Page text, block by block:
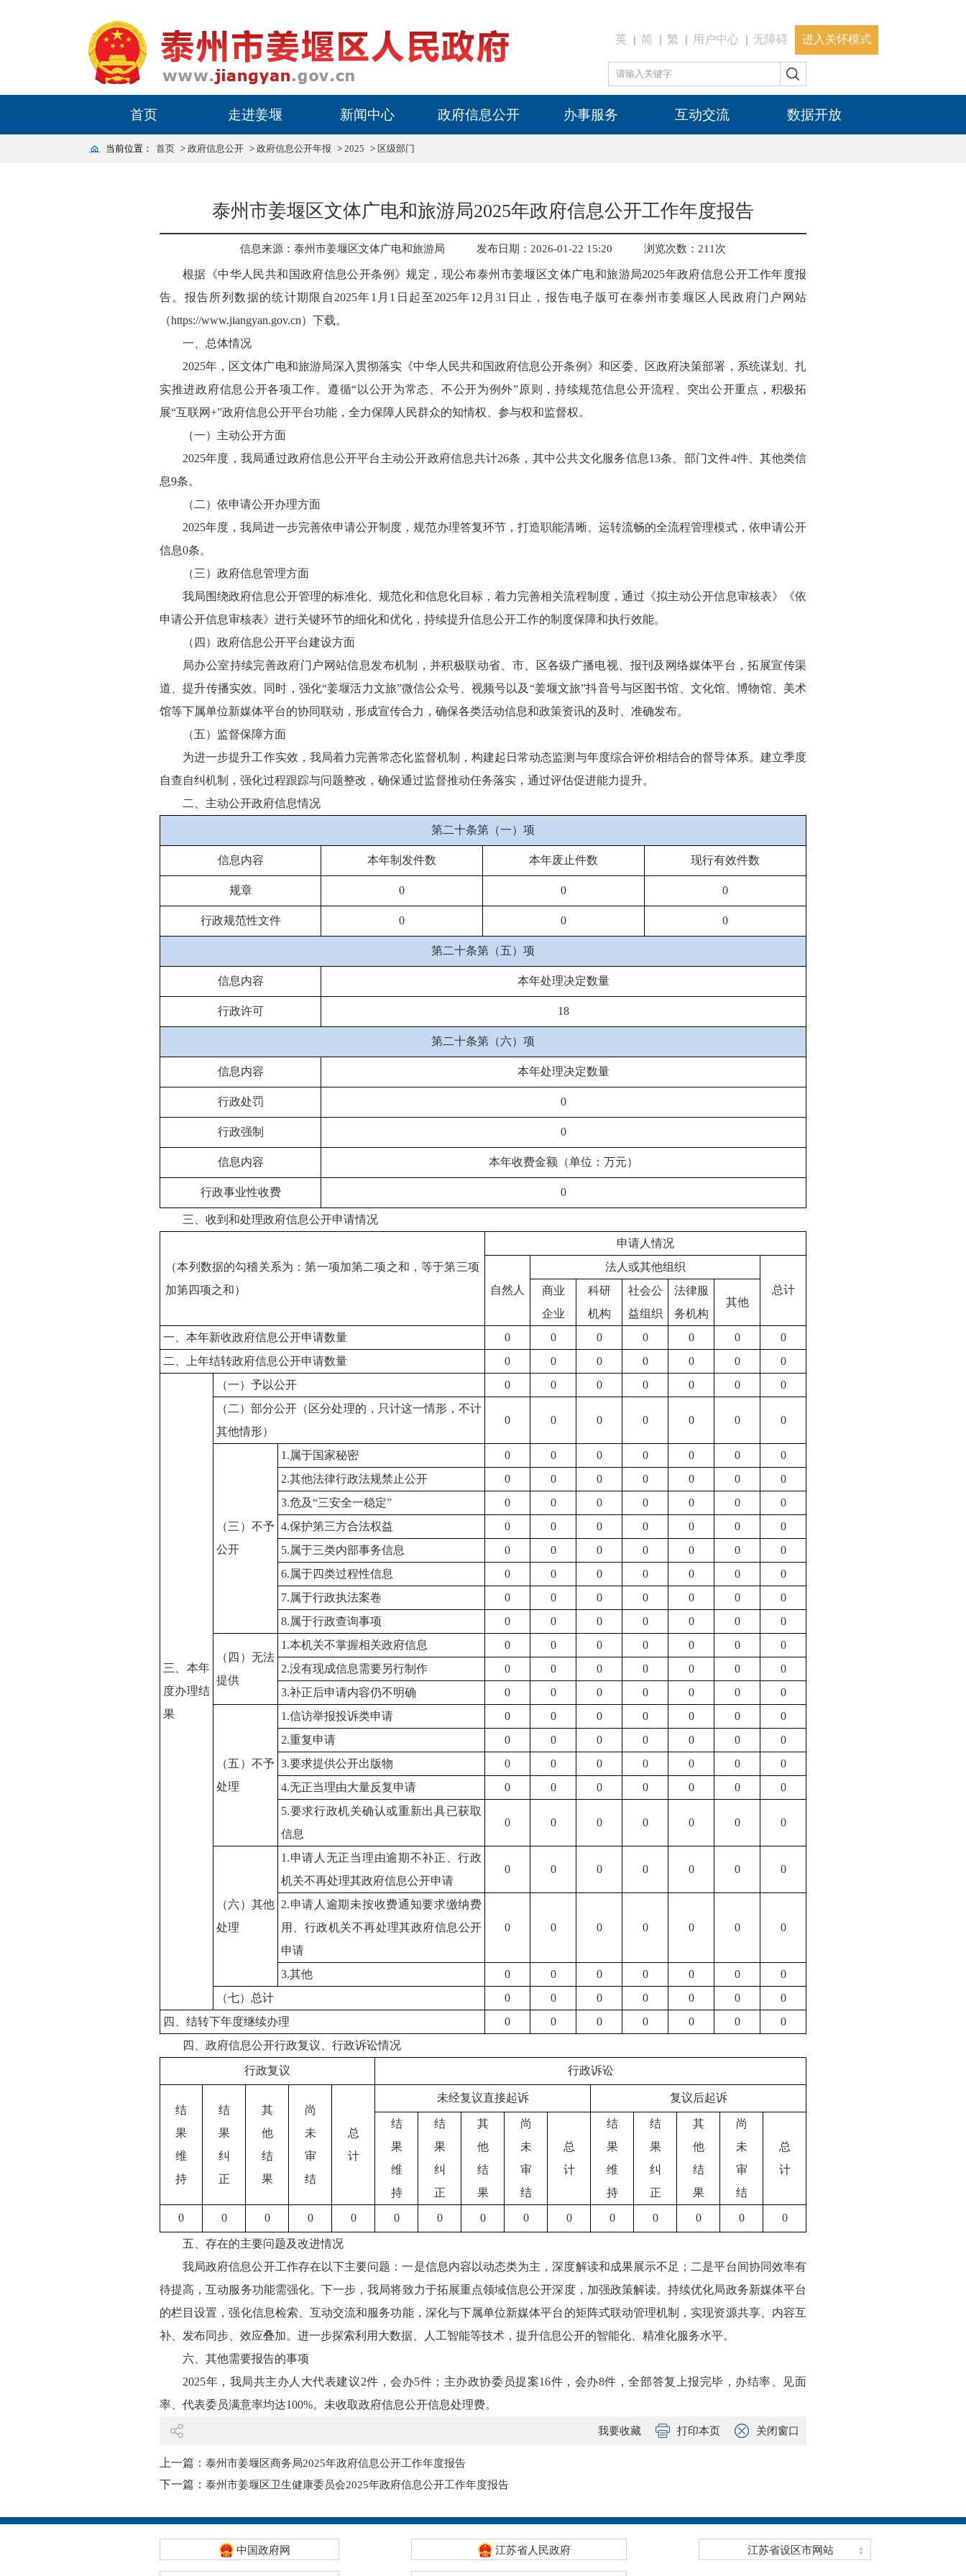
英 简 繁 用户中心 无障碍 进入关怀模式
首页 走进姜堰 新闻中心 政府信息公开 办事服务 互动交流 数据开放
当前位置： 首页 > 政府信息公开 > 政府信息公开年报 > 2025 > 区级部门
泰州市姜堰区文体广电和旅游局2025年政府信息公开工作年度报告
信息来源：泰州市姜堰区文体广电和旅游局 发布日期：2026-01-22 15:20 浏览次数： 211 次
根据《中华人民共和国政府信息公开条例》规定，现公布泰州市姜堰区文体广电和旅游局2025年政府信息公开工作年度报
告。报告所列数据的统计期限自2025年1月1日起至2025年12月31日止，报告电子版可在泰州市姜堰区人民政府门户网站
（https://www.jiangyan.gov.cn）下载。
一、总体情况
2025年，区文体广电和旅游局深入贯彻落实《中华人民共和国政府信息公开条例》和区委、区政府决策部署，系统谋划、扎
实推进政府信息公开各项工作。遵循“以公开为常态、不公开为例外”原则，持续规范信息公开流程、突出公开重点，积极拓
展“互联网+”政府信息公开平台功能，全力保障人民群众的知情权、参与权和监督权。
（一）主动公开方面
2025年度，我局通过政府信息公开平台主动公开政府信息共计26条，其中公共文化服务信息13条、部门文件4件、其他类信
息9条。
（二）依申请公开办理方面
2025年度，我局进一步完善依申请公开制度，规范办理答复环节，打造职能清晰、运转流畅的全流程管理模式，依申请公开
信息0条。
（三）政府信息管理方面
我局围绕政府信息公开管理的标准化、规范化和信息化目标，着力完善相关流程制度，通过《拟主动公开信息审核表》《依
申请公开信息审核表》进行关键环节的细化和优化，持续提升信息公开工作的制度保障和执行效能。
（四）政府信息公开平台建设方面
局办公室持续完善政府门户网站信息发布机制，并积极联动省、市、区各级广播电视、报刊及网络媒体平台，拓展宣传渠
道、提升传播实效。同时，强化“姜堰活力文旅”微信公众号、视频号以及“姜堰文旅”抖音号与区图书馆、文化馆、博物馆、美术
馆等下属单位新媒体平台的协同联动，形成宣传合力，确保各类活动信息和政策资讯的及时、准确发布。
（五）监督保障方面
为进一步提升工作实效，我局着力完善常态化监督机制，构建起日常动态监测与年度综合评价相结合的督导体系。建立季度
自查自纠机制，强化过程跟踪与问题整改，确保通过监督推动任务落实，通过评估促进能力提升。
二、主动公开政府信息情况
第二十条第（一）项
信息内容 本年制发件数 本年废止件数 现行有效件数
规章 0 0 0
行政规范性文件 0 0 0
第二十条第（五）项
信息内容 本年处理决定数量
行政许可 18
第二十条第（六）项
信息内容 本年处理决定数量
行政处罚 0
行政强制 0
信息内容 本年收费金额（单位：万元）
行政事业性收费 0
三、收到和处理政府信息公开申请情况
（本列数据的勾稽关系为：第一项加第二项之和，等于第三项
加第四项之和）
申请人情况
自然人
法人或其他组织
总计
商业
企业
科研
机构
社会公
益组织
法律服
务机构
其他
一、本年新收政府信息公开申请数量 0 0 0 0 0 0
0
二、上年结转政府信息公开申请数量
0 0 0 0 0 0 0
三、本年
度办理结
果
（一）予以公开 0 0 0 0 0 0
0
（二）部分公开（区分处理的，只计这一情形，不计
其他情形）
0 0 0 0 0 0 0
（三）不予
公开
1.属于国家秘密 0 0 0 0 0 0
0
2.其他法律行政法规禁止公开
0 0 0 0 0 0
0
3.危及“三安全一稳定”
0 0 0 0 0 0
0
4.保护第三方合法权益
0 0 0 0 0 0
0
5.属于三类内部事务信息
0 0 0 0 0 0
0
6.属于四类过程性信息
0 0 0 0 0 0
0
7.属于行政执法案卷
0 0 0 0 0 0
0
8.属于行政查询事项
0 0 0 0 0 0 0
（四）无法
提供
1.本机关不掌握相关政府信息 0 0 0 0 0 0
0
2.没有现成信息需要另行制作
0 0 0 0 0 0
0
3.补正后申请内容仍不明确
0 0 0 0 0 0 0
（五）不予
处理
1.信访举报投诉类申请 0 0 0 0 0 0
0
2.重复申请
0 0 0 0 0 0
0
3.要求提供公开出版物
0 0 0 0 0 0
0
4.无正当理由大量反复申请
0 0 0 0 0 0
0
5.要求行政机关确认或重新出具已获取
信息
0 0 0 0 0 0 0
（六）其他
处理
1.申请人无正当理由逾期不补正、行政
机关不再处理其政府信息公开申请
0 0 0 0 0 0 0
2.申请人逾期未按收费通知要求缴纳费
用、行政机关不再处理其政府信息公开
申请
0 0 0 0 0 0 0
3.其他 0 0 0 0 0 0
0
（七）总计
0 0 0 0 0 0
0
四、结转下年度继续办理
0 0 0 0 0 0
0
四、政府信息公开行政复议、行政诉讼情况
行政复议 行政诉讼
结
果
维
持
结
果
纠
正
其
他
结
果
尚
未
审
结
总
计
未经复议直接起诉 复议后起诉
结
果
维
持
结
果
纠
正
其
他
结
果
尚
未
审
结
总
计
结
果
维
持
结
果
纠
正
其
他
结
果
尚
未
审
结
总
计
0 0 0 0 0 0 0 0 0 0 0 0 0 0 0
五、存在的主要问题及改进情况
我局政府信息公开工作存在以下主要问题：一是信息内容以动态类为主，深度解读和成果展示不足；二是平台间协同效率有
待提高，互动服务功能需强化。下一步，我局将致力于拓展重点领域信息公开深度，加强政策解读。持续优化局政务新媒体平台
的栏目设置，强化信息检索、互动交流和服务功能，深化与下属单位新媒体平台的矩阵式联动管理机制，实现资源共享、内容互
补、发布同步、效应叠加。进一步探索利用大数据、人工智能等技术，提升信息公开的智能化、精准化服务水平。
六、其他需要报告的事项
2025年，我局共主办人大代表建议2件，会办5件；主办政协委员提案16件，会办8件，全部答复上报完毕，办结率、见面
率、代表委员满意率均达100%。未收取政府信息公开信息处理费。
我要收藏 打印本页 关闭窗口
上一篇： 泰州市姜堰区商务局2025年政府信息公开工作年度报告
下一篇： 泰州市姜堰区卫生健康委员会2025年政府信息公开工作年度报告
中国政府网 江苏省人民政府 江苏省设区市网站